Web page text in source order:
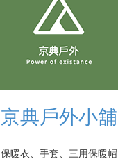
京典戶外小舖
保暖衣、手套、三用保暖帽